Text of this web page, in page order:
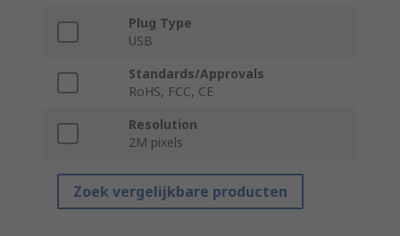
Plug Type
USB
Standards/Approvals
RoHS, FCC, CE
Resolution
2M pixels
Zoek vergelijkbare producten